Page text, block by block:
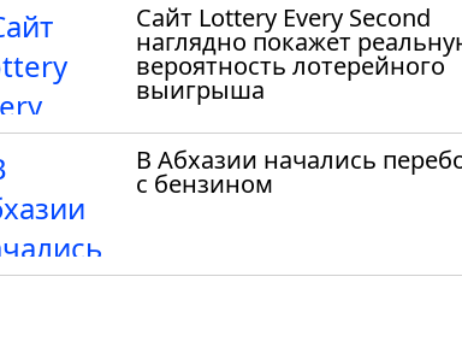
Сайт Lottery Every Second
наглядно покажет
вероятность лотерейного
выигрыша
В Абхазии начались
с бензином